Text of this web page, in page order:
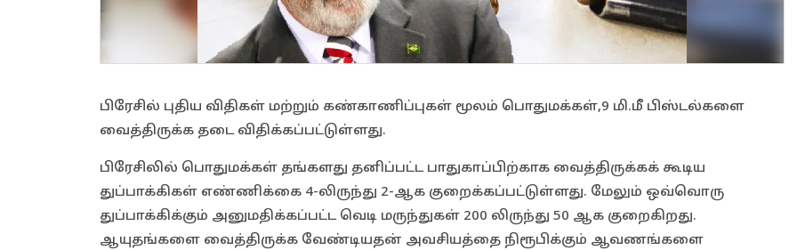
பிரேசில் புதிய விதிகள் மற்றும் கண்காணிப்புகள் மூலம் பொதுமக்கள்,9 மி.மீ பிஸ்டல்களை
வைத்திருக்க தடை விதிக்கப்பட்டுள்ளது.
பிரேசிலில் பொதுமக்கள் தங்களது தனிப்பட்ட பாதுகாப்பிற்காக வைத்திருக்கக் கூடிய
துப்பாக்கிகள் எண்ணிக்கை 4-லிருந்து 2-ஆக குறைக்கப்பட்டுள்ளது. மேலும் ஒவ்வொரு
துப்பாக்கிக்கும் அனுமதிக்கப்பட்ட வெடி மருந்துகள் 200 லிருந்து 50 ஆக குறைகிறது.
ஆயுதங்களை வைத்திருக்க வேண்டியதன் அவசியத்தை நிரூபிக்கும் ஆவணங்களை